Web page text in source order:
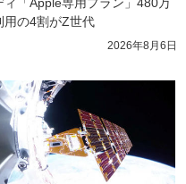
ィ「Apple専用プラン」480万
用の4割がZ世代
2026年8月6日